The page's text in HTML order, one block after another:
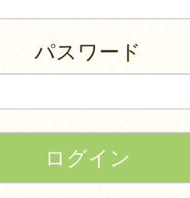
パスワード